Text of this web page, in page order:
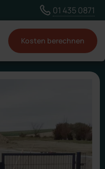
für deinen01 435 0871
Kosten berechnen